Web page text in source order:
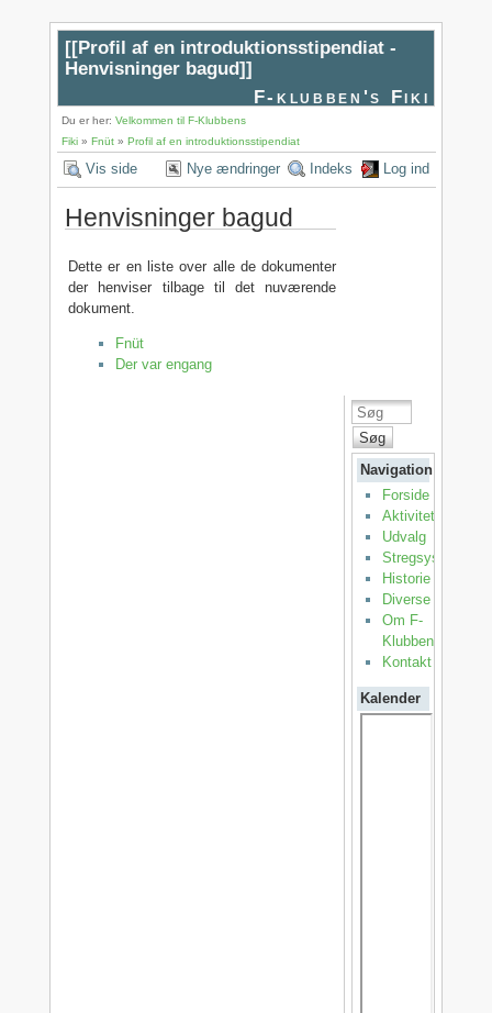
[[Profil af en introduktionsstipendiat -
Henvisninger bagud]]
F-klubben's Fiki
Du er her:Velkommen til F-Klubbens
Fiki »Fnüt »Profil af en introduktionsstipendiat
Vis side Nye ændringer Indeks Log ind
Henvisninger bagud
Dette er en liste over alle de dokumenter
der henviser tilbage til det nuværende
dokument.
Fnüt
Der var engang
Søg
Navigation
Forside
Aktiviteter
Udvalg
Stregsystemet
Historie
Diverse
Om F-
Klubben
Kontakt
Kalender